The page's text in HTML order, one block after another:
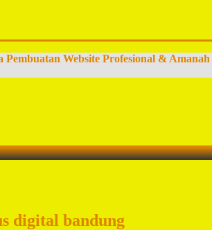
Website Profesional &
digital bandung